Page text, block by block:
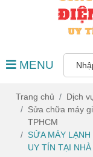
MENU
Trang chủ
Dịch
Sửa chữa máy
TPHCM
SỬA MÁY
UY TÍN TẠI NHÀ